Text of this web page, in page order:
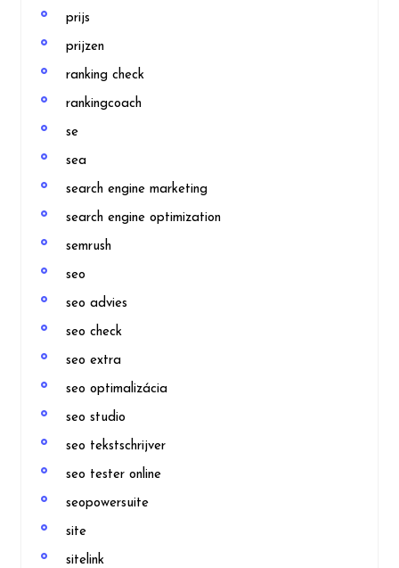
prijs
prijzen
ranking check
rankingcoach
se
sea
search engine marketing
search engine optimization
semrush
seo
seo advies
seo check
seo extra
seo optimalizácia
seo studio
seo tekstschrijver
seo tester online
seopowersuite
site
sitelink